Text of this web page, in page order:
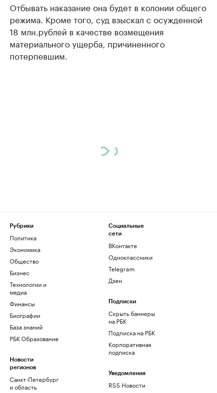
Отбывать наказание она будет в колонии общего
режима. Кроме того, суд взыскал с осужденной
18 млн.рублей в качестве возмещения
материального ущерба, причиненного
потерпевшим.
Рубрики
Политика
Экономика
Общество
Бизнес
Технологии и
медиа
Финансы
Биографии
База знаний
РБК Образование
Новости
регионов
Санкт-Петербург
и область
Социальные
сети
ВКонтакте
Одноклассники
Telegram
Дзен
Подписки
Скрыть баннеры
на РБК
Подписка на РБК
Корпоративная
подписка
Уведомления
RSS Новости